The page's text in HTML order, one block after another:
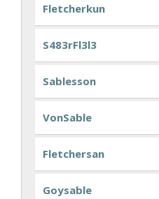
Fletcherkun
S483rFl3l3
Sablesson
VonSable
Fletchersan
Goysable